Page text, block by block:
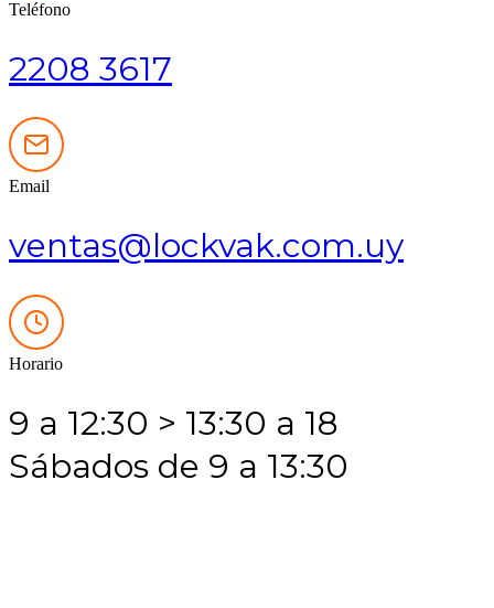
Teléfono
2208 3617
Email
ventas@lockvak.com.uy
Horario
9 a 12:30 > 13:30 a 18
Sábados de 9 a 13:30